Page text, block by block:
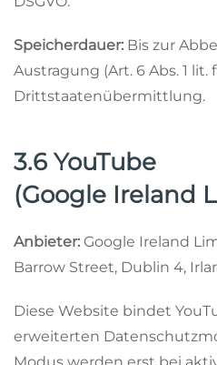
Speicherdauer: Bis zur
Austragung (Art. 6 Abs. 1 lit.
Drittstaatenübermittlung.
3.6 YouTube
(Google Ireland
Anbieter: Google Ireland
Barrow Street, Dublin 4,
Diese Website bindet
erweiterten